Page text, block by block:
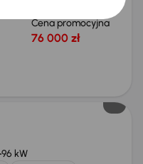
Cena promocyjna
76 000 zł
96 kW